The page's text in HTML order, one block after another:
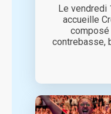
Le vendredi
accueille
contrebasse,